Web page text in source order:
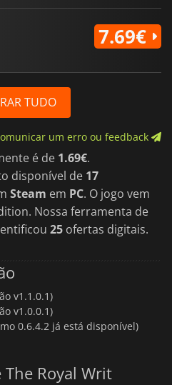
7.69€
TUDO
um erro ou feedback
é de 1.69€.
disponível de 17
Steam em PC. O jogo vem
Nossa ferramenta de
25 ofertas digitais.
v1.1.0.1)
v1.0.0.1)
0.6.4.2 já está disponível)
Royal Writ